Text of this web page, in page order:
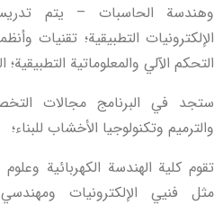
وهندسة الحاسبات – يتم
الإلكترونيات التطبيقية؛ تقنيات
التحكم الآلي والمعلوماتية التطبيقية؛
ستجد في البرنامج مجالات
والترميم وتكنولوجيا الأخشاب للبناء؛
تقوم كلية الهندسة الكهربائية
مثل فنيي الإلكترونيات